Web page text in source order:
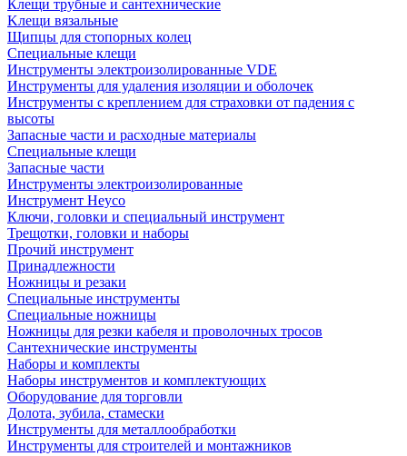
Клещи трубные и сантехнические
Kлещи вязальные
Щипцы для стопорных колец
Специальные клещи
Инструменты электроизолированные VDE
Инструменты для удаления изоляции и оболочек
Инструменты с креплением для страховки от падения с
высоты
Запасные части и расходные материалы
Специальные клещи
Запасные части
Инструменты электроизолированные
Инструмент Heyco
Ключи, головки и специальный инструмент
Трещотки, головки и наборы
Прочий инструмент
Принадлежности
Ножницы и резаки
Специальные инструменты
Специальные ножницы
Ножницы для резки кабеля и проволочных тросов
Сантехнические инструменты
Наборы и комплекты
Наборы инструментов и комплектующих
Оборудование для торговли
Долота, зубила, стамески
Инструменты для металлообработки
Инструменты для строителей и монтажников